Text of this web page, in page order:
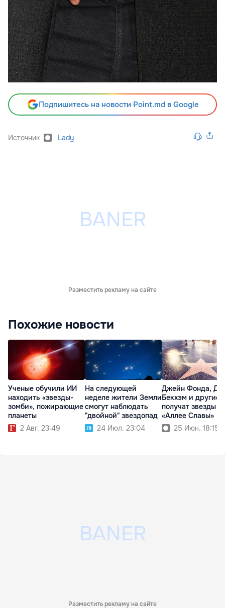
Подпишитесь на новости Point.md в Google
Источник Lady
Разместить рекламу на сайте
Похожие новости
Ученые обучили ИИ
находить «звезды-
зомби», пожирающие
планеты
2 Авг. 23:49
На следующей
неделе жители Земли
смогут наблюдать
"двойной" звездопад
24 Июл. 23:04
Джейн Фонда,
Бекхэм и другие
получат звезды
«Аллее Славы»
25 Июн. 18:15
Разместить рекламу на сайте